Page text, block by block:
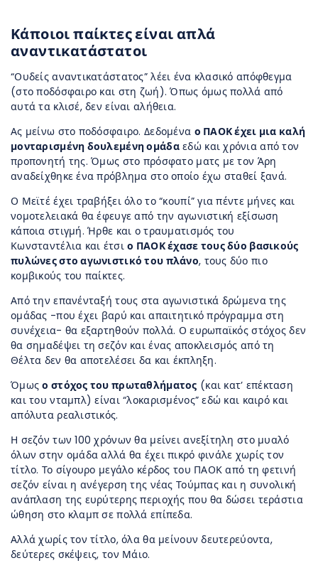
Κάποιοι παίκτες είναι απλά
αναντικατάστατοι
“Ουδείς αναντικατάστατος” λέει ένα κλασικό απόφθεγμα
(στο ποδόσφαιρο και στη ζωή). Όπως όμως πολλά από
αυτά τα κλισέ, δεν είναι αλήθεια.
Ας μείνω στο ποδόσφαιρο. Δεδομένα ο ΠΑΟΚ έχει μια καλή
μονταρισμένη δουλεμένη ομάδαεδώ και χρόνια από τον
προπονητή της. Όμως στο πρόσφατο ματς με τον Άρη
αναδείχθηκε ένα πρόβλημα στο οποίο έχω σταθεί ξανά.
Ο Μεϊτέ έχει τραβήξει όλο το “κουπί” για πέντε μήνες και
νομοτελειακά θα έφευγε από την αγωνιστική εξίσωση
κάποια στιγμή. Ήρθε και ο τραυματισμός του
Κωνσταντέλια και έτσιο ΠΑΟΚ έχασε τους δύο βασικούς
πυλώνες στο αγωνιστικό του πλάνο, τους δύο πιο
κομβικούς του παίκτες.
Από την επανένταξή τους στα αγωνιστικά δρώμενα της
ομάδας -που έχει βαρύ και απαιτητικό πρόγραμμα στη
συνέχεια- θα εξαρτηθούν πολλά. Ο ευρωπαϊκός στόχος δεν
θα σημαδέψει τη σεζόν και ένας αποκλεισμός από τη
Θέλτα δεν θα αποτελέσει δα και έκπληξη.
Όμωςο στόχος του πρωταθλήματος (και κατ’ επέκταση
και του νταμπλ) είναι “λοκαρισμένος” εδώ και καιρό και
απόλυτα ρεαλιστικός.
Η σεζόν των 100 χρόνων θα μείνει ανεξίτηλη στο μυαλό
όλων στην ομάδα αλλά θα έχει πικρό φινάλε χωρίς τον
τίτλο. Το σίγουρο μεγάλο κέρδος του ΠΑΟΚ από τη φετινή
σεζόν είναι η ανέγερση της νέας Τούμπας και η συνολική
ανάπλαση της ευρύτερης περιοχής που θα δώσει τεράστια
ώθηση στο κλαμπ σε πολλά επίπεδα.
Αλλά χωρίς τον τίτλο, όλα θα μείνουν δευτερεύοντα,
δεύτερες σκέψεις, τον Μάιο.